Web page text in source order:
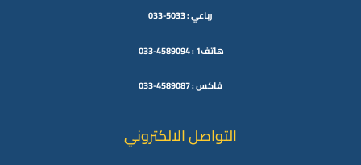
رباعي : 5033-033
هاتف1 : 4589094-033
فاكس : 4589087-033
التواصل الالكتروني